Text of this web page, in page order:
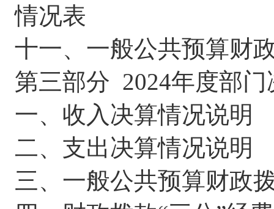
情况表
十一、一般公共预算财
第三部分 2024年度部门
一、收入决算情况说明
二、支出决算情况说明
三、一般公共预算财政